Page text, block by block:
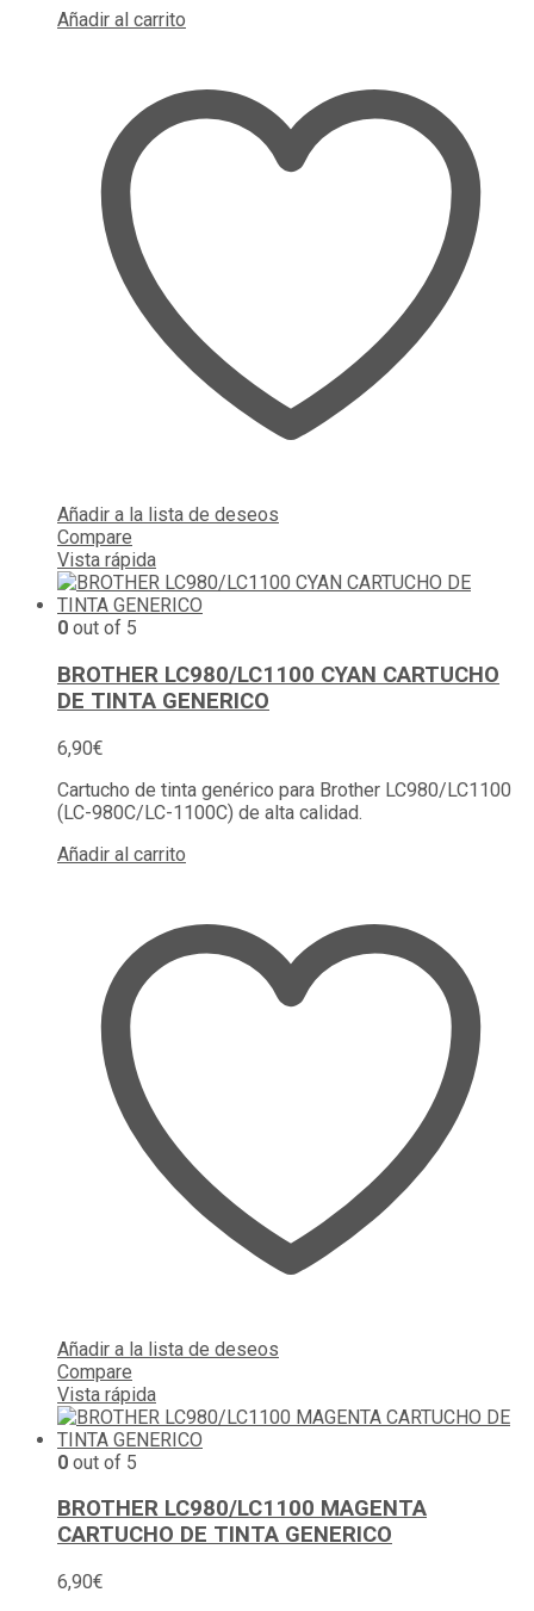
Añadir al carrito
Añadir a la lista de deseos
Compare
Vista rápida
0 out of 5
BROTHER LC980/LC1100 CYAN CARTUCHO
DE TINTA GENERICO
6,90€
Cartucho de tinta genérico para Brother LC980/LC1100
(LC-980C/LC-1100C) de alta calidad.
Añadir al carrito
Añadir a la lista de deseos
Compare
Vista rápida
0 out of 5
BROTHER LC980/LC1100 MAGENTA
CARTUCHO DE TINTA GENERICO
6,90€